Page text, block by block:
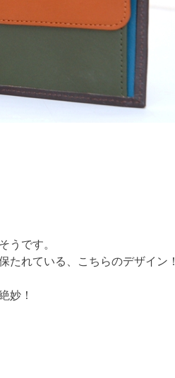
うです。
たれている、こちらのデザイン！
妙！